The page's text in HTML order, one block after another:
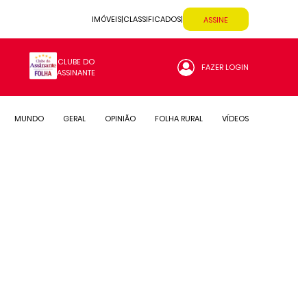
ASSINE
|
CLASSIFICADOS
|
IMÓVEIS
CLUBE DO
ASSINANTE
FAZER LOGIN
MUNDO GERAL OPINIÃO FOLHA RURAL VÍDEOS